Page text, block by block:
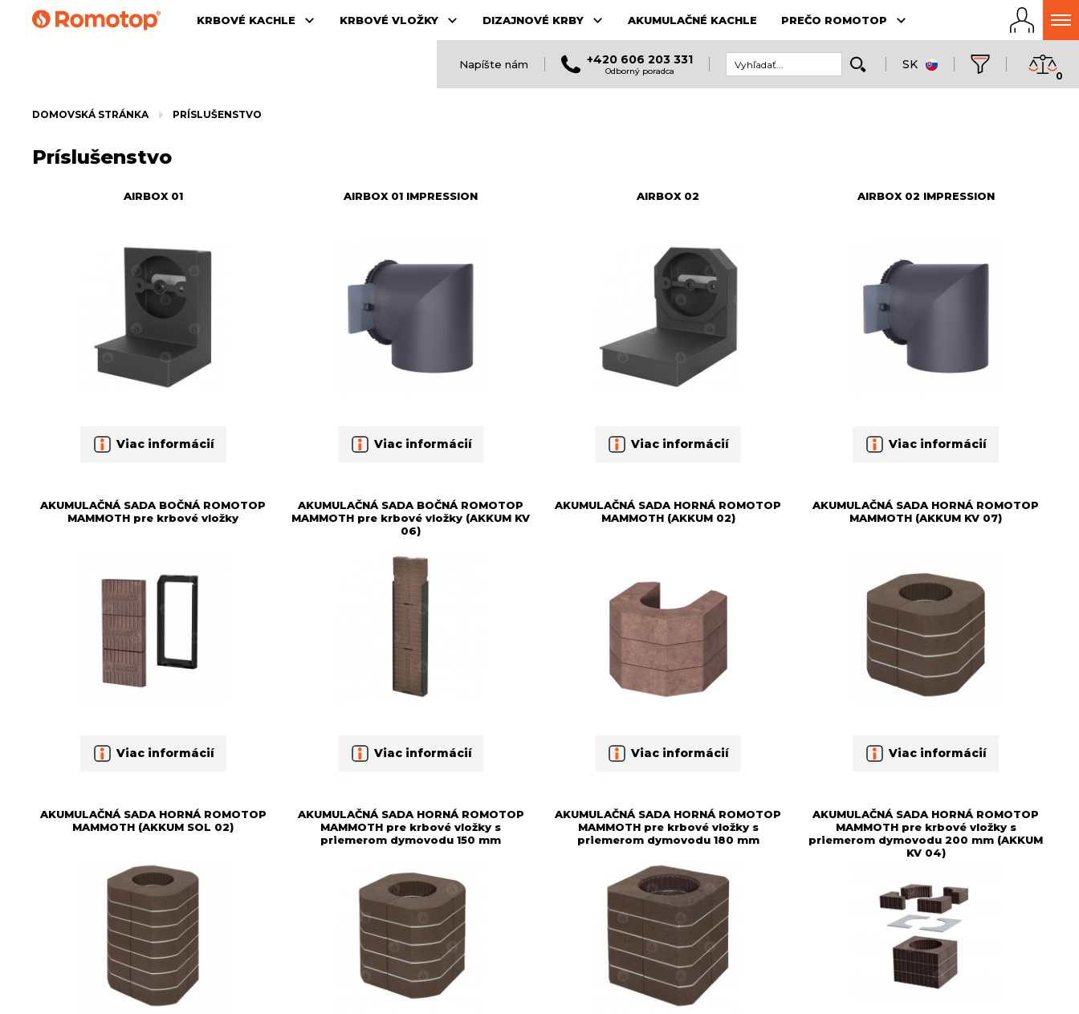
KRBOVÉ KACHLE KRBOVÉ VLOŽKY DIZAJNOVÉ KRBY AKUMULAČNÉ KACHLE PREČO ROMOTOP
Napíšte nám +420 606 203 331
Odborný poradca SK
0
DOMOVSKÁ STRÁNKA PRÍSLUŠENSTVO
Príslušenstvo
AIRBOX 01
Viac informácií
AIRBOX 01 IMPRESSION
Viac informácií
AIRBOX 02
Viac informácií
AIRBOX 02 IMPRESSION
Viac informácií
AKUMULAČNÁ SADA BOČNÁ ROMOTOP
MAMMOTH pre krbové vložky
Viac informácií
AKUMULAČNÁ SADA BOČNÁ ROMOTOP
MAMMOTH pre krbové vložky (AKKUM KV
06)
Viac informácií
AKUMULAČNÁ SADA HORNÁ ROMOTOP
MAMMOTH (AKKUM 02)
Viac informácií
AKUMULAČNÁ SADA HORNÁ ROMOTOP
MAMMOTH (AKKUM KV 07)
Viac informácií
AKUMULAČNÁ SADA HORNÁ ROMOTOP
MAMMOTH (AKKUM SOL 02)
AKUMULAČNÁ SADA HORNÁ ROMOTOP
MAMMOTH pre krbové vložky s
priemerom dymovodu 150 mm
AKUMULAČNÁ SADA HORNÁ ROMOTOP
MAMMOTH pre krbové vložky s
priemerom dymovodu 180 mm
AKUMULAČNÁ SADA HORNÁ ROMOTOP
MAMMOTH pre krbové vložky s
priemerom dymovodu 200 mm (AKKUM
KV 04)